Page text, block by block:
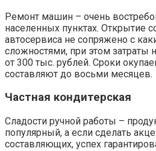
Ремонт машин – очень
населенных пунктах. Открытие
автосервиса не сопряжено с
сложностями, при этом затраты
от 300 тыс. рублей. Сроки
составляют до восьми месяцев.
Частная кондитерская
Сладости ручной работы –
популярный, а если сделать
составляющих, успех